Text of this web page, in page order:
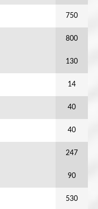
750
800
130
14
40
40
247
90
530